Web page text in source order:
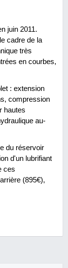
juin 2011.
cadre de la
très
en courbes,
: extension
compression
hautes
au-
du réservoir
d'un lubrifiant
ces
(895€),